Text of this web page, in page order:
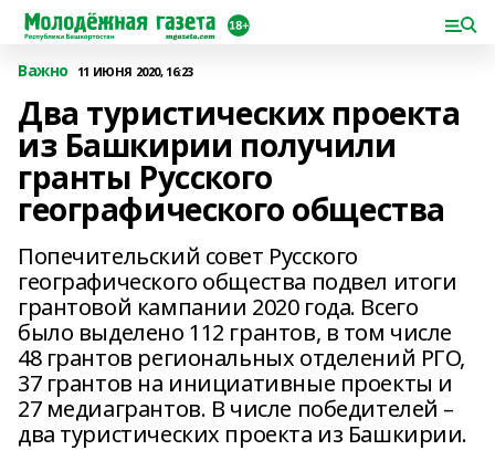
Важно 11 ИЮНЯ 2020, 16:23
Два туристических проекта
из Башкирии получили
гранты Русского
географического общества
Попечительский совет Русского
географического общества подвел итоги
грантовой кампании 2020 года. Всего
было выделено 112 грантов, в том числе
48 грантов региональных отделений РГО,
37 грантов на инициативные проекты и
27 медиагрантов. В числе победителей –
два туристических проекта из Башкирии.